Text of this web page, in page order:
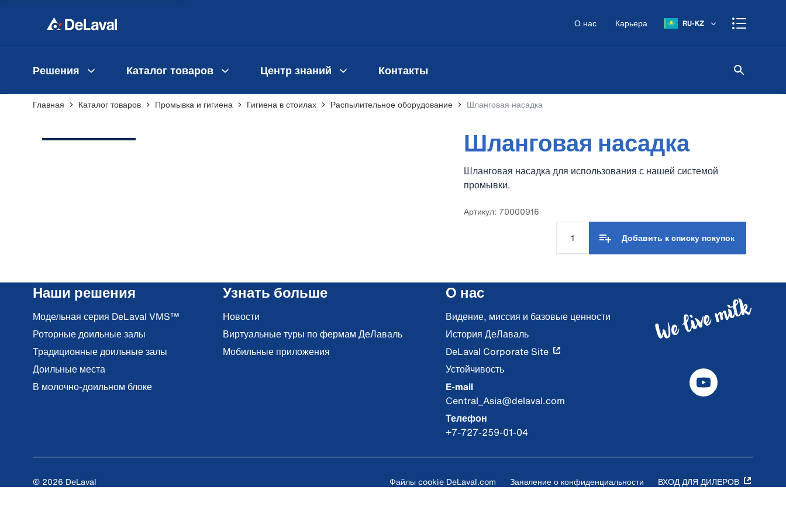
О нас Карьера RU-KZ
Решения Каталог товаров Центр знаний Контакты
Главная Каталог товаров Промывка и гигиена Гигиена в стоилах Распылительное оборудование Шланговая насадка
Шланговая насадка
Шланговая насадка для использования с нашей системой
промывки.
Артикул: 70000916
Добавить к списку покупок
Наши решения
Модельная серия DeLaval VMS™
Роторные доильные залы
Традиционные доильные залы
Доильные места
В молочно-доильном блоке
Узнать больше
Новости
Виртуальные туры по фермам ДеЛаваль
Мобильные приложения
О нас
Видение, миссия и базовые ценности
История ДеЛаваль
DeLaval Corporate Site
Устойчивость
E-mail
Central_Asia@delaval.com
Телефон
+7-727-259-01-04
© 2026 DeLaval Файлы cookie DeLaval.com Заявление о конфиденциальности ВХОД ДЛЯ ДИЛЕРОВ